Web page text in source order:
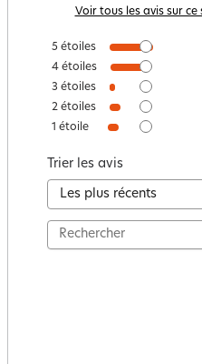
Voir tous les avis sur ce
5 étoiles
4 étoiles
3 étoiles
2 étoiles
1 étoile
Trier les avis